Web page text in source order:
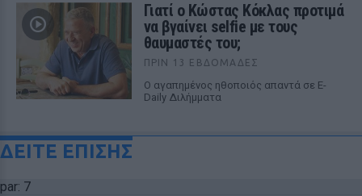
Γιατί ο Κώστας Κόκλας προτιμά
να βγαίνει selfie με τους
θαυμαστές του;
ΠΡΙΝ 13 ΕΒΔΟΜΆΔΕΣ
Ο αγαπημένος ηθοποιός απαντά σε Ε-
Daily Διλήμματα
ΔΕΙΤΕ ΕΠΙΣΗΣ
par: 7